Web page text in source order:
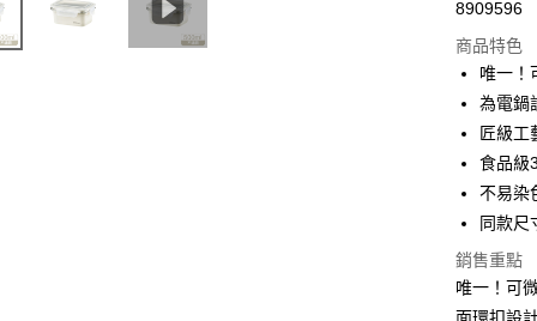
Apple Pay
街口支付
悠遊付
大哥付你
相關說明
【大哥付
1.本服務
2.付款方
流程，驗
ATM付款
8909596
商品特色
唯一！
為電鍋
匠級工
食品級
不易染
同款尺
銷售重點
唯一！可